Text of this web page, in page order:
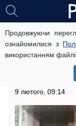
Продовжуючи
ознайомилися з
використанням
Нардеп
з собакою:
скандалу
Депутат зі
9 лютого, 09:14